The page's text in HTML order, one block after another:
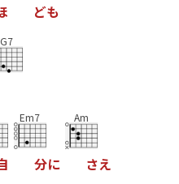
ども
G7
Em7
分に
Am
さえ